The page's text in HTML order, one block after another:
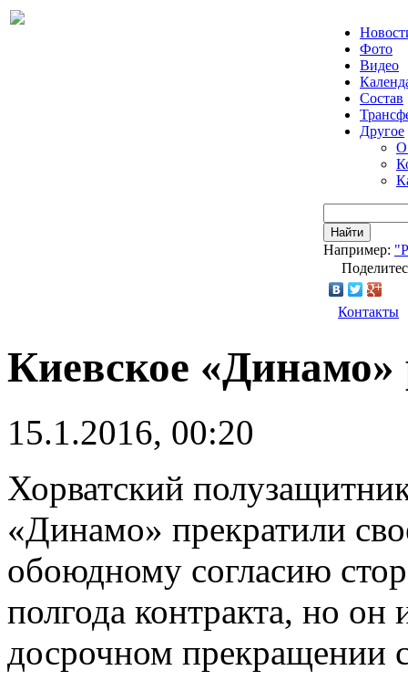
Фото
Видео
Состав
Другое
О
Найти
Например:
Контакты
Киевское «Динамо»
15.1.2016, 00:20
Хорватский
«Динамо» прекратили
обоюдному согласию
полгода контракта, но он
досрочном прекращении